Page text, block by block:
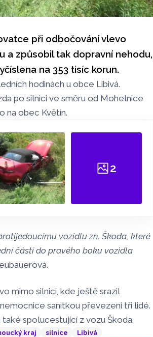
při odbočování vlevo
a způsobil tak dopravní nehodu,
na 353 tisíc korun.
hodinách u obce Libivá.
po silnici ve směru od Mohelnice
na obec Květín.
2
vozidlu zn. Škoda, které
částí do pravého boku vozidla
mimo silnici, kde ještě srazil
sanitkou převezeni tři lidé.
spolucestující z vozu Škoda.
kraj silnice Libivá